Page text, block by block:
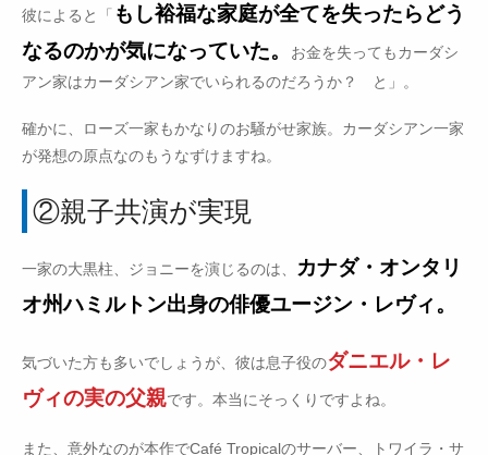
彼によると「 もし裕福な家庭が全てを失ったらどう
なるのかが気になっていた。
お金を失ってもカーダシ
アン家はカーダシアン家でいられるのだろうか？ と」。
確かに、ローズ一家もかなりのお騒がせ家族。カーダシアン一家
が発想の原点なのもうなずけますね。
②親子共演が実現
一家の大黒柱、ジョニーを演じるのは、
カナダ・オンタリ
オ州ハミルトン出身の俳優ユージン・レヴィ。
気づいた方も多いでしょうが、彼は息子役のダニエル・レ
ヴィの実の父親です。本当にそっくりですよね。
また、意外なのが本作でCafé Tropicalのサーバー、トワイラ・サ